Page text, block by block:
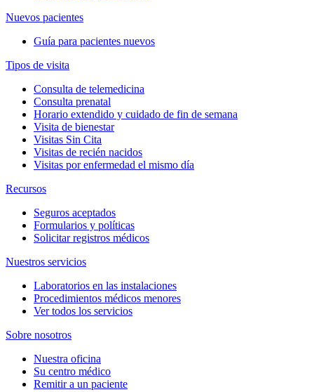
Nuevos pacientes
Guía para pacientes nuevos
Tipos de visita
Consulta de telemedicina
Consulta prenatal
Horario extendido y cuidado de fin de semana
Visita de bienestar
Visitas Sin Cita
Visitas de recién nacidos
Visitas por enfermedad el mismo día
Recursos
Seguros aceptados
Formularios y políticas
Solicitar registros médicos
Nuestros servicios
Laboratorios en las instalaciones
Procedimientos médicos menores
Ver todos los servicios
Sobre nosotros
Nuestra oficina
Su centro médico
Remitir a un paciente